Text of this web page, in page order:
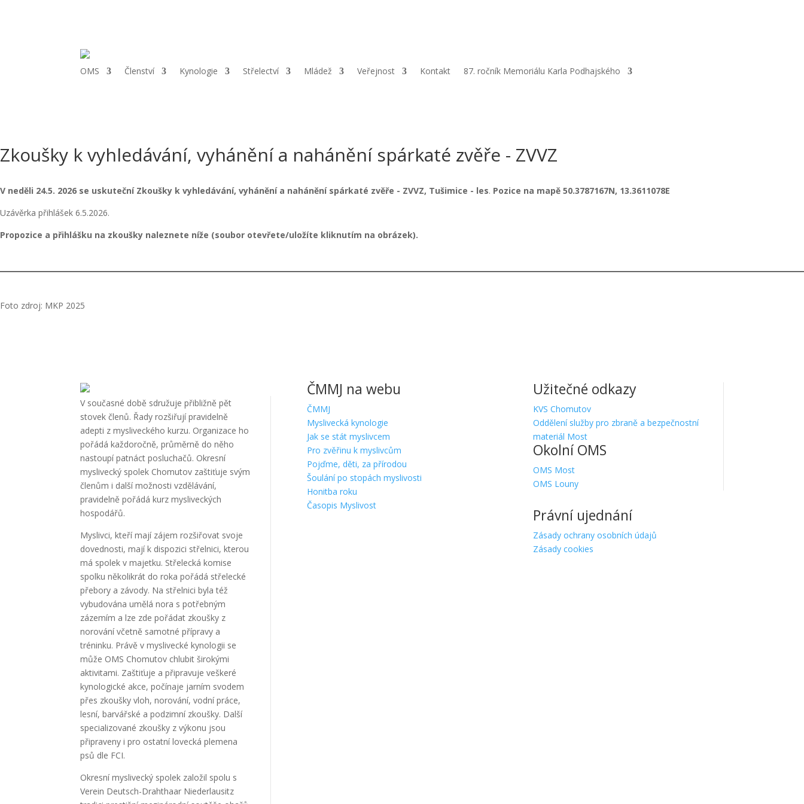
OMS Členství Kynologie Střelectví Mládež Veřejnost Kontakt 87. ročník Memoriálu Karla Podhajského
Zkoušky k vyhledávání, vyhánění a nahánění spárkaté zvěře - ZVVZ
V neděli 24.5. 2026 se uskuteční Zkoušky k vyhledávání, vyhánění a nahánění spárkaté zvěře - ZVVZ, Tušimice - les. Pozice na mapě 50.3787167N, 13.3611078E
Uzávěrka přihlášek 6.5.2026.
Propozice a přihlášku na zkoušky naleznete níže (soubor otevřete/uložíte kliknutím na obrázek).
Foto zdroj: MKP 2025
V současné době sdružuje přibližně pět
stovek členů. Řady rozšiřují pravidelně
adepti z mysliveckého kurzu. Organizace ho
pořádá každoročně, průměrně do něho
nastoupí patnáct posluchačů. Okresní
myslivecký spolek Chomutov zaštiťuje svým
členům i další možnosti vzdělávání,
pravidelně pořádá kurz mysliveckých
hospodářů.
Myslivci, kteří mají zájem rozšiřovat svoje
dovednosti, mají k dispozici střelnici, kterou
má spolek v majetku. Střelecká komise
spolku několikrát do roka pořádá střelecké
přebory a závody. Na střelnici byla též
vybudována umělá nora s potřebným
zázemím a lze zde pořádat zkoušky z
norování včetně samotné přípravy a
tréninku. Právě v myslivecké kynologii se
může OMS Chomutov chlubit širokými
aktivitami. Zaštiťuje a připravuje veškeré
kynologické akce, počínaje jarním svodem
přes zkoušky vloh, norování, vodní práce,
lesní, barvářské a podzimní zkoušky. Další
specializované zkoušky z výkonu jsou
připraveny i pro ostatní lovecká plemena
psů dle FCI.
Okresní myslivecký spolek založil spolu s
Verein Deutsch-Drahthaar Niederlausitz
ČMMJ na webu
ČMMJ
Myslivecká kynologie
Jak se stát myslivcem
Pro zvěřinu k myslivcům
Pojďme, děti, za přírodou
Šoulání po stopách myslivosti
Honitba roku
Časopis Myslivost
Užitečné odkazy
KVS Chomutov
Oddělení služby pro zbraně a bezpečnostní
materiál Most
Okolní OMS
OMS Most
OMS Louny
Právní ujednání
Zásady ochrany osobních údajů
Zásady cookies